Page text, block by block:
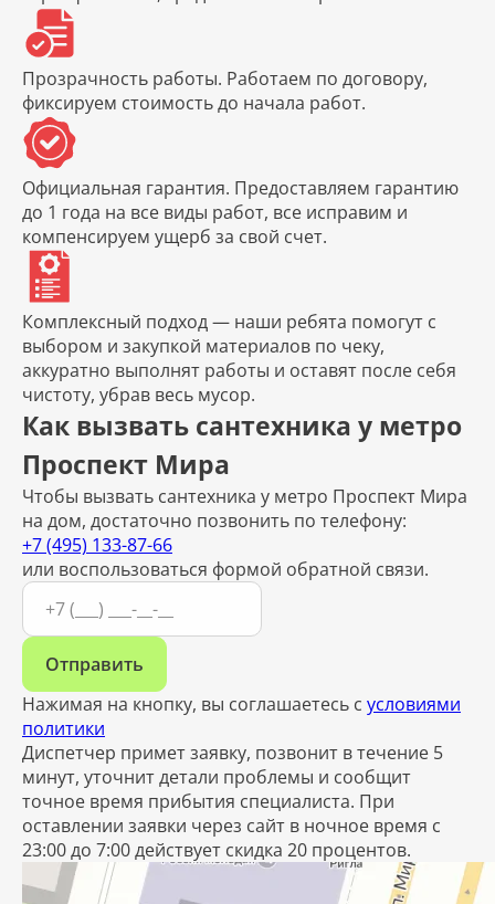
Прозрачность работы. Работаем по договору,
фиксируем стоимость до начала работ.
Официальная гарантия. Предоставляем гарантию
до 1 года на все виды работ, все исправим и
компенсируем ущерб за свой счет.
Комплексный подход— наши ребята помогут с
выбором и закупкой материалов по чеку,
аккуратно выполнят работы и оставят после себя
чистоту, убрав весь мусор.
Как вызвать сантехника у метро
Проспект Мира
Чтобы вызвать сантехника у метро Проспект Мира
на дом, достаточно позвонить по телефону:
+7 (495) 133-87-66
или воспользоваться формой обратной связи.
Отправить
Нажимая на кнопку, вы соглашаетесь с условиями
политики
Диспетчер примет заявку, позвонит в течение 5
минут, уточнит детали проблемы и сообщит
точное время прибытия специалиста. При
оставлении заявки через сайт в ночное время с
23:00 до 7:00 действует скидка 20 процентов.